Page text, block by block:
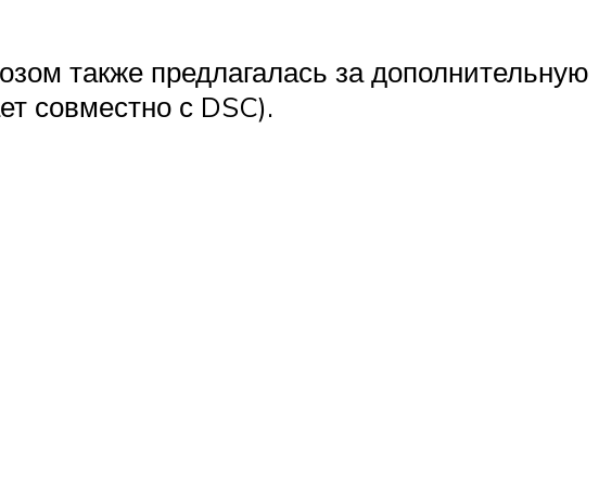
также предлагалась за дополнительную
совместно с DSC).